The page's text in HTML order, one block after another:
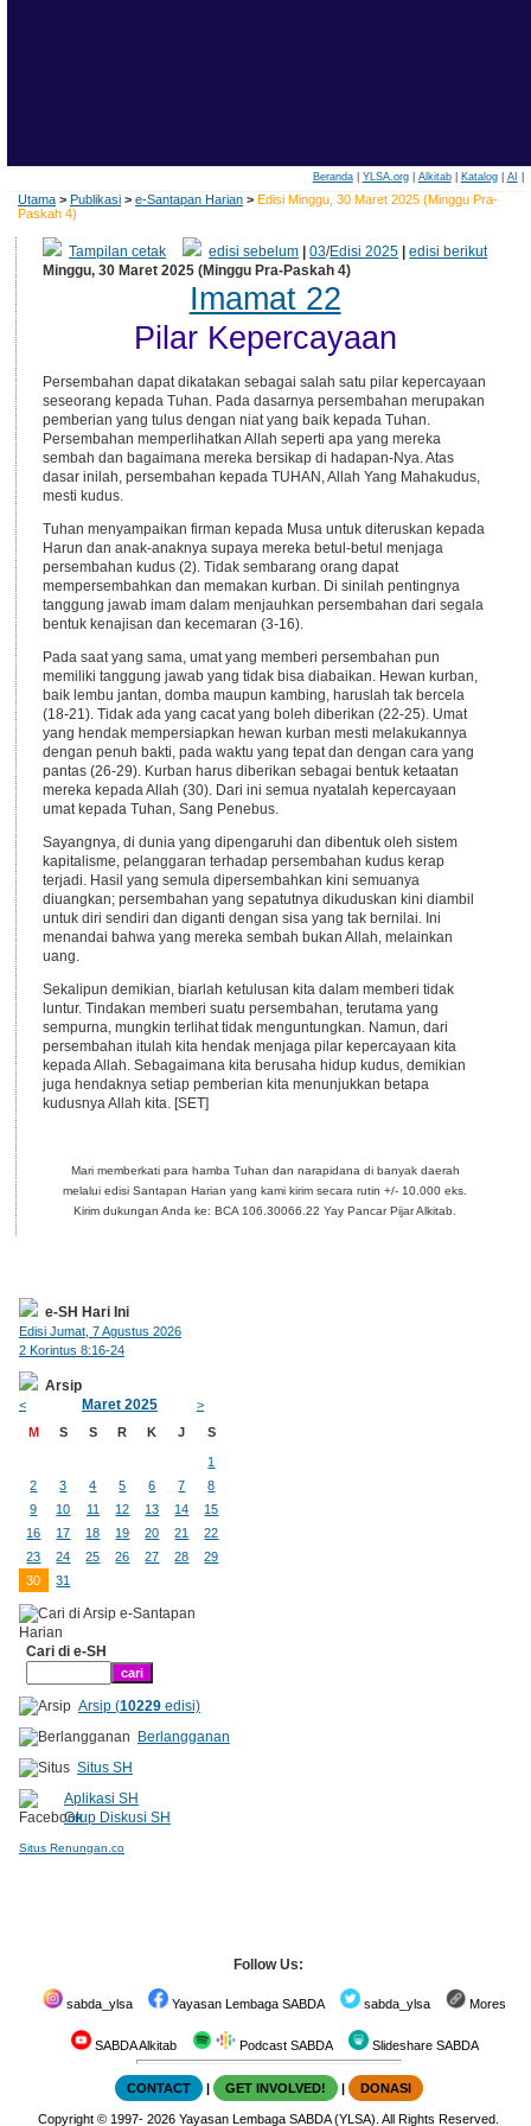
Beranda| YLSA.org| Alkitab| Katalog| AI
Utama > Publikasi > e-Santapan Harian > Edisi Minggu, 30 Maret 2025 (Minggu Pra-
Paskah 4)
Tampilan cetak edisi sebelum |03/Edisi 2025 |edisi berikut
Minggu, 30 Maret 2025 (Minggu Pra-Paskah 4)
Imamat 22
Pilar Kepercayaan
Persembahan dapat dikatakan sebagai salah satu pilar kepercayaan
seseorang kepada Tuhan. Pada dasarnya persembahan merupakan
pemberian yang tulus dengan niat yang baik kepada Tuhan.
Persembahan memperlihatkan Allah seperti apa yang mereka
sembah dan bagaimana mereka bersikap di hadapan-Nya. Atas
dasar inilah, persembahan kepada TUHAN, Allah Yang Mahakudus,
mesti kudus.
Tuhan menyampaikan firman kepada Musa untuk diteruskan kepada
Harun dan anak-anaknya supaya mereka betul-betul menjaga
persembahan kudus (2). Tidak sembarang orang dapat
mempersembahkan dan memakan kurban. Di sinilah pentingnya
tanggung jawab imam dalam menjauhkan persembahan dari segala
bentuk kenajisan dan kecemaran (3-16).
Pada saat yang sama, umat yang memberi persembahan pun
memiliki tanggung jawab yang tidak bisa diabaikan. Hewan kurban,
baik lembu jantan, domba maupun kambing, haruslah tak bercela
(18-21). Tidak ada yang cacat yang boleh diberikan (22-25). Umat
yang hendak mempersiapkan hewan kurban mesti melakukannya
dengan penuh bakti, pada waktu yang tepat dan dengan cara yang
pantas (26-29). Kurban harus diberikan sebagai bentuk ketaatan
mereka kepada Allah (30). Dari ini semua nyatalah kepercayaan
umat kepada Tuhan, Sang Penebus.
Sayangnya, di dunia yang dipengaruhi dan dibentuk oleh sistem
kapitalisme, pelanggaran terhadap persembahan kudus kerap
terjadi. Hasil yang semula dipersembahkan kini semuanya
diuangkan; persembahan yang sepatutnya dikuduskan kini diambil
untuk diri sendiri dan diganti dengan sisa yang tak bernilai. Ini
menandai bahwa yang mereka sembah bukan Allah, melainkan
uang.
Sekalipun demikian, biarlah ketulusan kita dalam memberi tidak
luntur. Tindakan memberi suatu persembahan, terutama yang
sempurna, mungkin terlihat tidak menguntungkan. Namun, dari
persembahan itulah kita hendak menjaga pilar kepercayaan kita
kepada Allah. Sebagaimana kita berusaha hidup kudus, demikian
juga hendaknya setiap pemberian kita menunjukkan betapa
kudusnya Allah kita. [SET]
Mari memberkati para hamba Tuhan dan narapidana di banyak daerah
melalui edisi Santapan Harian yang kami kirim secara rutin +/- 10.000 eks.
Kirim dukungan Anda ke: BCA 106.30066.22 Yay Pancar Pijar Alkitab.
e-SH Hari Ini
Edisi Jumat, 7 Agustus 2026
2 Korintus 8:16-24
Arsip
< Maret 2025
>
M
S S R K J S
1
2
3 4 5 6 7
8
9
10 11 12 13 14
15
16
17 18 19 20 21
22
23
24 25 26 27 28
29
30
31
Cari di e-SH
Arsip (10229edisi)
Berlangganan
Situs SH
Aplikasi SH
Grup Diskusi SH
Situs Renungan.co
Follow Us:
sabda_ylsa Yayasan Lembaga SABDA sabda_ylsa Mores
SABDA Alkitab Podcast SABDA Slideshare SABDA
CONTACT | GET INVOLVED! | DONASI
Copyright © 1997-2026Yayasan Lembaga SABDA (YLSA). All Rights Reserved.